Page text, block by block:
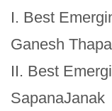
I. Best
Ganesh Thapa
II. Best
SapanaJanak